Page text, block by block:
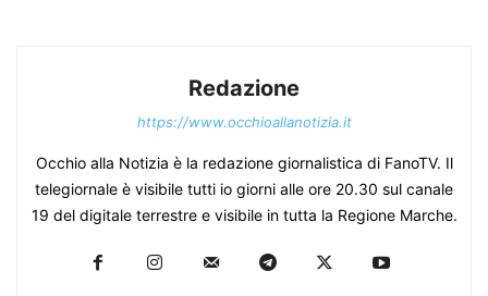
Redazione
https://www.occhioallanotizia.it
Occhio alla Notizia è la redazione giornalistica di FanoTV. Il
telegiornale è visibile tutti io giorni alle ore 20.30 sul canale
19 del digitale terrestre e visibile in tutta la Regione Marche.